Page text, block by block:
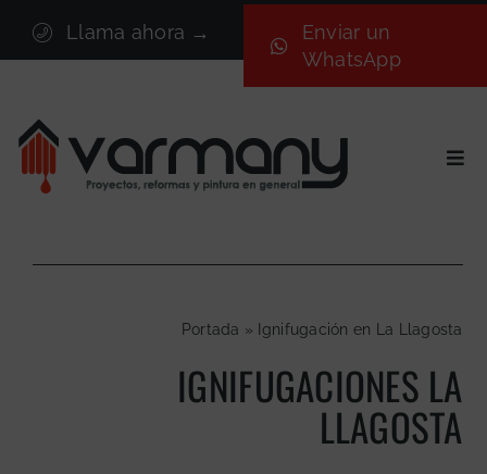
contenido
Llama ahora →
Enviar un
WhatsApp
Sectores
Portada » Ignifugación en La Llagosta
IGNIFUGACIONES LA
LLAGOSTA